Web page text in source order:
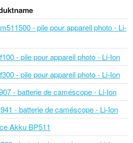
- pile pour appareil photo - Li-
- pile pour appareil photo - Li-Ion
- pile pour appareil photo - Li-Ion
- batterie de caméscope - Li-Ion
- batterie de caméscope - Li-Ion
Akku BP511